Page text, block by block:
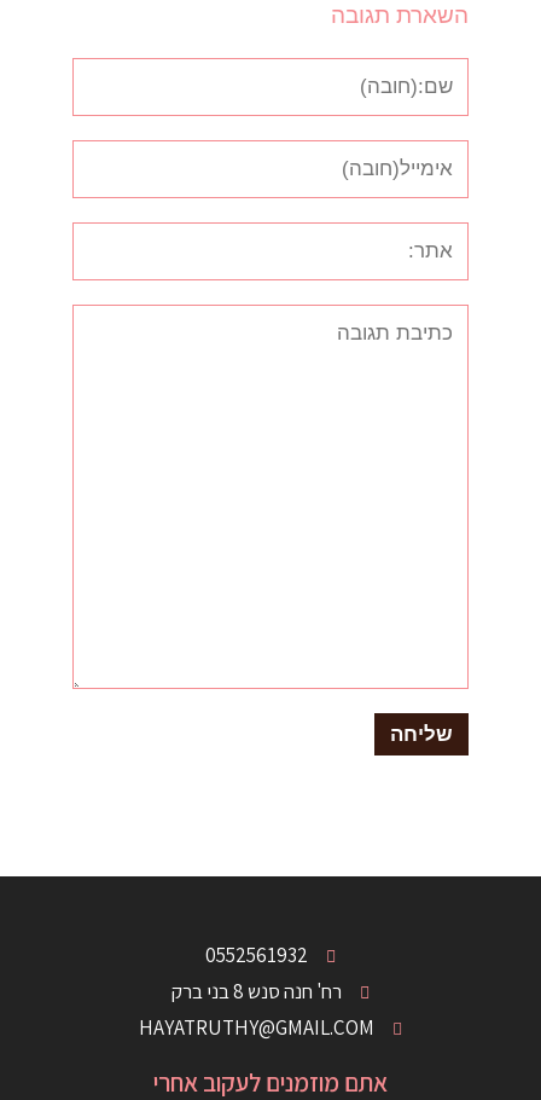
השארת תגובה
0552561932
רח' חנה סנש 8 בני ברק
HAYATRUTHY@GMAIL.COM
אתם מוזמנים לעקוב אחרי